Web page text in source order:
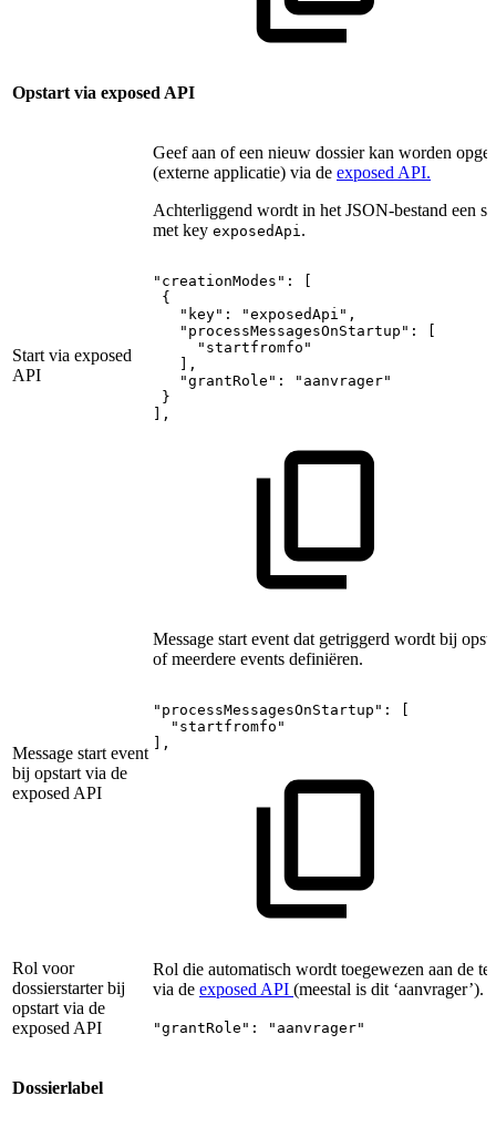
Opstart via exposed API
Start via exposed
API
Geef aan of een nieuw dossier kan worden
(externe applicatie) via de exposed API.
Achterliggend wordt in het JSON-bestand een
met key exposedApi.
"creationModes":
{
"key":
"exposedApi",
"processMessagesOnStartup":
"startfromfo"
],
"grantRole":
"aanvrager"
}
],
Message start event
bij opstart via de
exposed API
Message start event dat getriggerd wordt bij
of meerdere events definiëren.
"processMessagesOnStartup":
"startfromfo"
],
Rol voor
dossierstarter bij
opstart via de
exposed API
Rol die automatisch wordt toegewezen aan de
via de exposed API (meestal is dit ‘aanvrager’).
"grantRole": "aanvrager"
Dossierlabel